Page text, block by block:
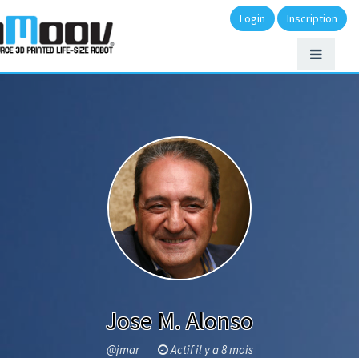
Login Inscription
Jose M. Alonso
@jmar Actif il y a 8 mois